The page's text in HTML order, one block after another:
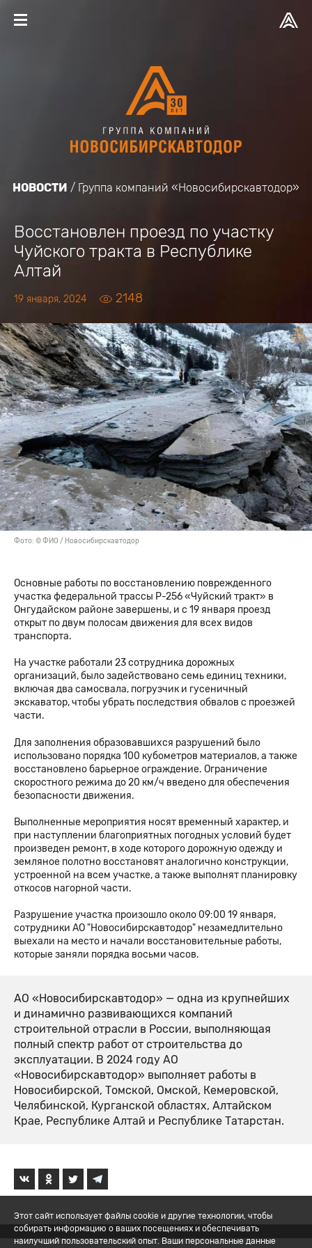
НОВОСТИ Группа компаний «Новосибирскавтодор»
Восстановлен проезд по участку
Чуйского тракта в Республике
Алтай
19 января, 2024 2148
Фото: © ФИО / Новосибирскавтодор
Основные работы по восстановлению поврежденного
участка федеральной трассы Р-256 «Чуйский тракт» в
Онгудайском районе завершены, и с 19 января проезд
открыт по двум полосам движения для всех видов
транспорта.
На участке работали 23 сотрудника дорожных
организаций, было задействовано семь единиц техники,
включая два самосвала, погрузчик и гусеничный
экскаватор, чтобы убрать последствия обвалов с проезжей
части.
Для заполнения образовавшихся разрушений было
использовано порядка 100 кубометров материалов, а также
восстановлено барьерное ограждение. Ограничение
скоростного режима до 20 км/ч введено для обеспечения
безопасности движения.
Выполненные мероприятия носят временный характер, и
при наступлении благоприятных погодных условий будет
произведен ремонт, в ходе которого дорожную одежду и
земляное полотно восстановят аналогично конструкции,
устроенной на всем участке, а также выполнят планировку
откосов нагорной части.
Разрушение участка произошло около 09:00 19 января,
сотрудники АО "Новосибирскавтодор" незамедлительно
выехали на место и начали восстановительные работы,
которые заняли порядка восьми часов.
АО «Новосибирскавтодор» — одна из крупнейших
и динамично развивающихся компаний
строительной отрасли в России, выполняющая
полный спектр работ от строительства до
эксплуатации. В 2024 году АО
«Новосибирскавтодор» выполняет работы в
Новосибирской, Томской, Омской, Кемеровской,
Челябинской, Курганской областях, Алтайском
Крае, Республике Алтай и Республике Татарстан.
Этот сайт использует файлы cookie и другие технологии, чтобы
собирать информацию о ваших посещениях и обеспечивать
наилучший пользовательский опыт. Ваши персональные данные